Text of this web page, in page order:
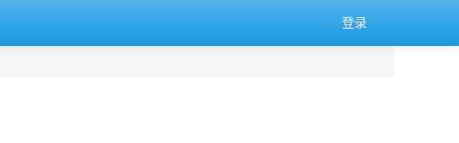
登录